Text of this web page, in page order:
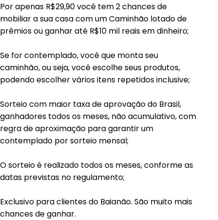
Por apenas R$29,90 você tem 2 chances de
mobiliar a sua casa com um Caminhão lotado de
prêmios ou ganhar até R$10 mil reais em dinheiro;
Se for contemplado, você que monta seu
caminhão, ou seja, você escolhe seus produtos,
podendo escolher vários itens repetidos inclusive;
Sorteio com maior taxa de aprovação do Brasil,
ganhadores todos os meses, não acumulativo, com
regra de aproximação para garantir um
contemplado por sorteio mensal;
O sorteio é realizado todos os meses, conforme as
datas previstas no regulamento;
Exclusivo para clientes do Baianão. São muito mais
chances de ganhar.